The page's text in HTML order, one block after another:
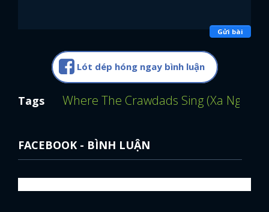
Gửi bài
Lót dép hóng ngay bình luận
Tags Where The Crawdads Sing (Xa Ngoài
FACEBOOK - BÌNH LUẬN